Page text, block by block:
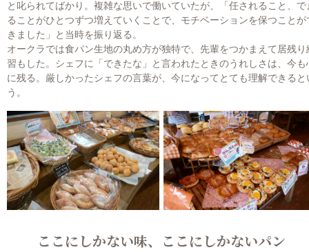
と叱られてばかり。複雑な思いで働いていたが、「任されること、で
ることがひとつずつ増えていくことで、モチベーションを保つことが
きました」と当時を振り返る。
オークラでは食パン生地の丸め方が独特で、先輩をつかまえて居残り
習もした。シェフに「できたな」と言われたときのうれしさは、今も
に残る。厳しかったシェフの言葉が、今になってとても理解できると
う。
ここにしかない味、ここにしかないパン